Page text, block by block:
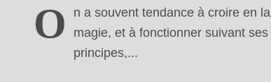
O
n a souvent tendance à croire en la
magie, et à fonctionner suivant ses
principes,...